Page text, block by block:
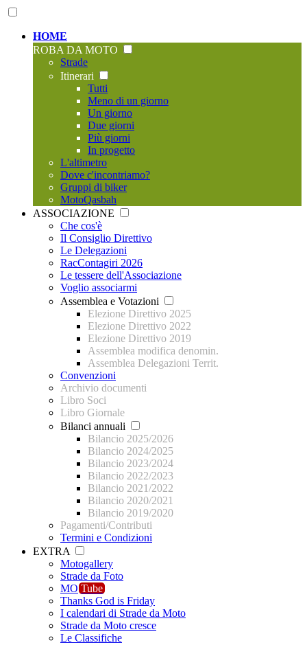
HOME
ROBA DA MOTO
Strade
Itinerari
Tutti
Meno di un giorno
Un giorno
Due giorni
Più giorni
In progetto
L'altimetro
Dove c'incontriamo?
Gruppi di biker
MotoQasbah
ASSOCIAZIONE
Che cos'è
Il Consiglio Direttivo
Le Delegazioni
RacContagiri 2026
Le tessere dell'Associazione
Voglio associarmi
Assemblea e Votazioni
Elezione Direttivo 2025
Elezione Direttivo 2022
Elezione Direttivo 2019
Assemblea modifica denomin.
Assemblea Delegazioni Territ.
Convenzioni
Archivio documenti
Libro Soci
Libro Giornale
Bilanci annuali
Bilancio 2025/2026
Bilancio 2024/2025
Bilancio 2023/2024
Bilancio 2022/2023
Bilancio 2021/2022
Bilancio 2020/2021
Bilancio 2019/2020
Pagamenti/Contributi
Termini e Condizioni
EXTRA
Motogallery
Strade da Foto
MO Tube
Thanks God is Friday
I calendari di Strade da Moto
Strade da Moto cresce
Le Classifiche